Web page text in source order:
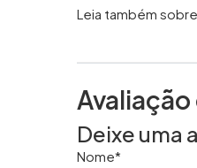
Leia também sobre
Deixe uma
Nome*